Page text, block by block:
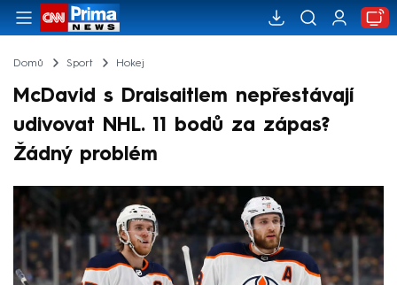
Domů Sport Hokej
McDavid s Draisaitlem nepřestávají
udivovat NHL. 11 bodů za zápas?
Žádný problém